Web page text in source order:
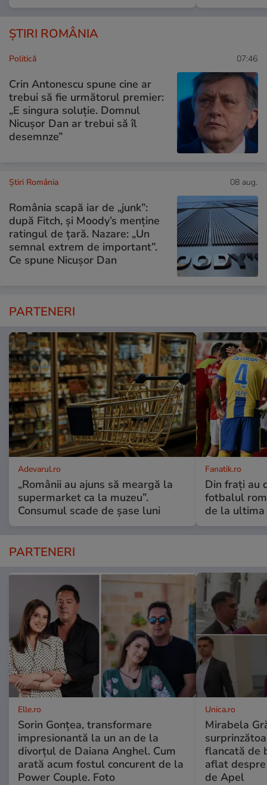
ȘTIRI ROMÂNIA
Politică 07:46
Crin Antonescu spune cine ar
trebui să fie următorul premier:
„E singura soluție. Domnul
Nicușor Dan ar trebui să îl
desemnze”
Știri România 08 aug.
România scapă iar de „junk”:
după Fitch, și Moody’s menține
ratingul de țară. Nazare: „Un
semnal extrem de important”.
Ce spune Nicușor Dan
PARTENERI
Adevarul.ro
„Românii au ajuns să meargă la
supermarket ca la muzeu”.
Consumul scade de șase luni
Fanatik.ro
Din frați au
fotbalul
de la ultima
PARTENERI
Elle.ro
Sorin Gonțea, transformare
impresionantă la un an de la
divorțul de Daiana Anghel. Cum
arată acum fostul concurent de la
Power Couple. Foto
Unica.ro
Mirabela
flancată de
aflat
de Apel